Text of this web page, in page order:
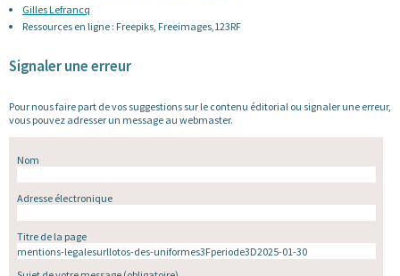
Gilles Lefrancq
Ressources en ligne : Freepiks, Freeimages,123RF
Signaler une erreur
Pour nous faire part de vos suggestions sur le contenu éditorial ou signaler une erreur,
vous pouvez adresser un message au webmaster.
Nom
Adresse électronique
Titre de la page